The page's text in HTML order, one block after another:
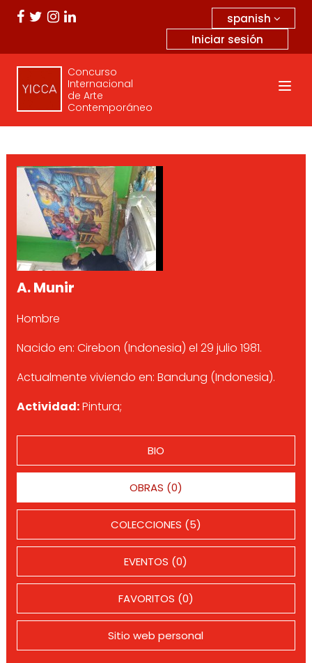
spanish
Iniciar sesión
Concurso
Internacional
de Arte
Contemporáneo
A. Munir
Hombre
Nacido en: Cirebon (Indonesia) el 29 julio 1981.
Actualmente viviendo en: Bandung (Indonesia).
Actividad:Pintura;
BIO
OBRAS (0)
COLECCIONES (5)
EVENTOS (0)
FAVORITOS (0)
Sitio web personal